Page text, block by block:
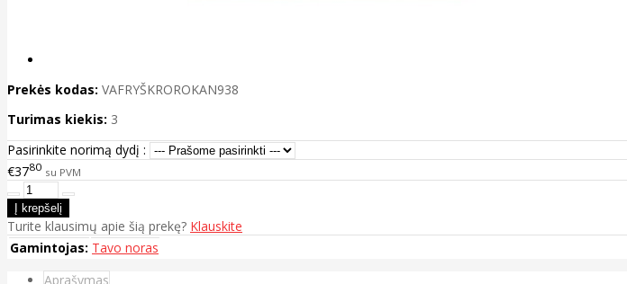
Prekės kodas: VAFRYŠKROROKAN938
Turimas kiekis: 3
Pasirinkite norimą dydį :
€3780 su PVM
Turite klausimų apie šią prekę? Klauskite
Gamintojas: Tavo noras
Aprašymas